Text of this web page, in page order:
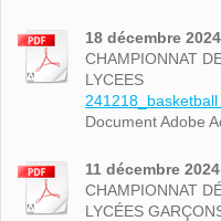
18 décembre 2024
CHAMPIONNAT
LYCEES
Document Adobe
11 décembre 2024
CHAMPIONNAT
LYCÉES